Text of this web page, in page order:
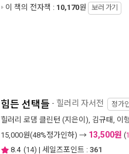
이 책의 전자책 : 10,170원 보러 가기
힘든 선택들 - 힐러리 자서전 정가
힐러리 로댐 클린턴 (지은이), 김규태, 이
15,000원(48%정가인하) → 13,500원 (
8.4 (14) | 세일즈포인트 : 361